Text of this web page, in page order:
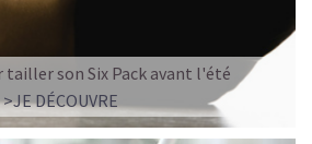
tailler son Six Pack avant l'été
>JE DÉCOUVRE